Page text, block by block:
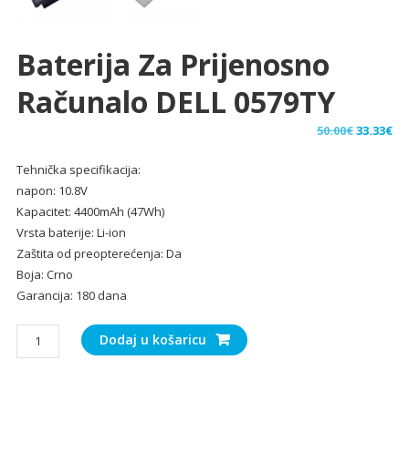
Baterija Za Prijenosno
Računalo DELL 0579TY
50.00€Izvorna
33.33€
Tehnička specifikacija:
napon: 10.8V
Kapacitet: 4400mAh (47Wh)
Vrsta baterije: Li-ion
Zaštita od preopterećenja: Da
Boja: Crno
Garancija: 180 dana
Baterija
za
Dodaj u košaricu